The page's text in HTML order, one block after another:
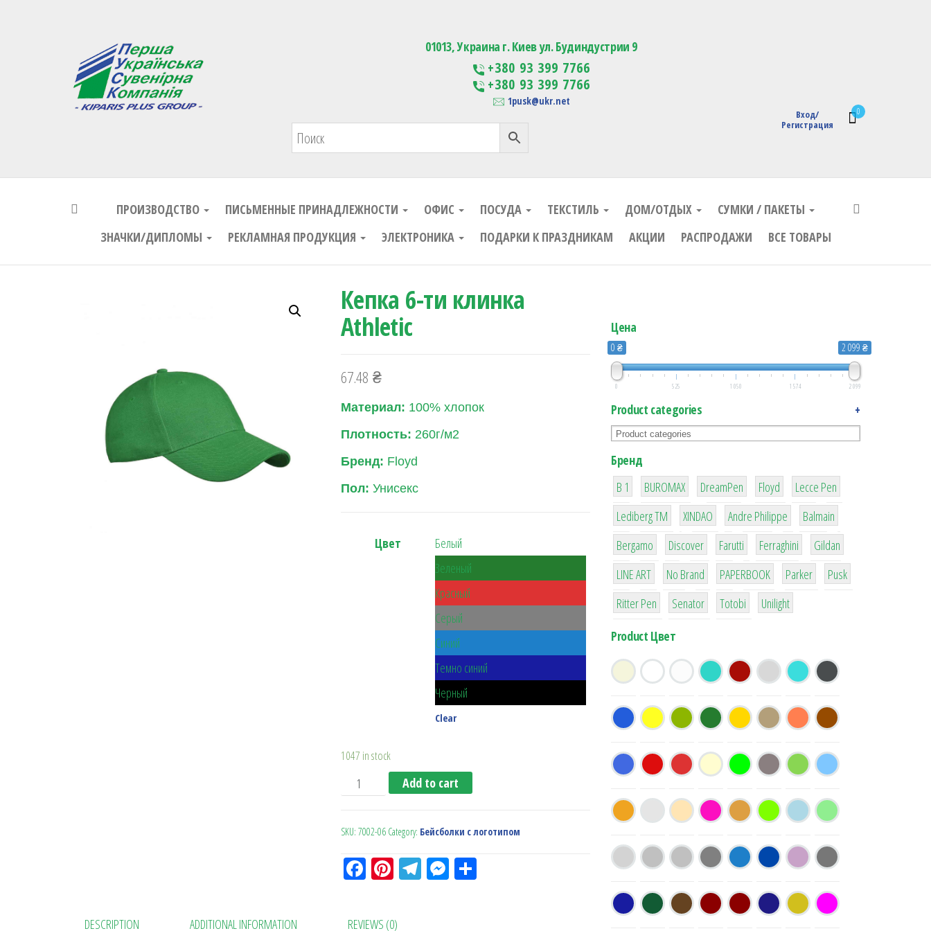
Первая Украинская Сувенирная Компания Изготовление сувенирной продукции с логотипом
0
Вход/
Регистрация
01013, Украина г. Киев ул. Будиндустрии 9
+380 93 399 7766
+380 93 399 7766
1pusk@ukr.net
ПРОИЗВОДСТВО ПИСЬМЕННЫЕ ПРИНАДЛЕЖНОСТИ ОФИС ПОСУДА ТЕКСТИЛЬ ДОМ/ОТДЫХ
СУМКИ / ПАКЕТЫ
ЗНАЧКИ/ДИПЛОМЫ
РЕКЛАМНАЯ ПРОДУКЦИЯ ЭЛЕКТРОНИКА ПОДАРКИ К ПРАЗДНИКАМ АКЦИИ РАСПРОДАЖИ ВСЕ ТОВАРЫ
Кепка 6-ти клинка
Athletic
67.48 ₴
Материал: 100% хлопок
Плотность: 260г/м2
Бренд: Floyd
Пол: Унисекс
Цвет
Белый
Зеленый
Красный
Серый
Синий
Темно синий
Черный
Clear
1047 in stock
Кепка 6-ти клинка Athletic quantity
Add to cart
SKU: 7002-06 Category: Бейсболки с логотипом
Fa
bo
Pi
er
Te M
DESCRIPTION ADDITIONAL INFORMATION REVIEWS (0)
Цена
0 ₴ 2 099 ₴
0 525 1 050 1 574 2 099
Product categories +
Бренд
B 1
1
BUROMAX
1
DreamPen
2
Floyd
2
Lecce Pen
3
Lediberg ТМ
3
XINDAO
1
Andre Philippe
4
Balmain
26
Bergamo
64
Discover
299
Farutti
4
Ferraghini
42
Gildan
4
LINE ART
90
No Brand
8
PAPERBOOK
6
Parker
2
Pusk
22
Ritter Pen
15
Senator
43
Totobi
1
Unilight
Product Цвет